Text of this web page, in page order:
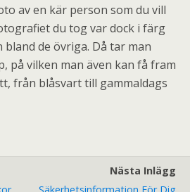
av en kär person som du vill
du tog var dock i färg
de övriga. Då tar man
på vilken man även kan få fram
från blåsvart till gammaldags
Nästa Inlägg